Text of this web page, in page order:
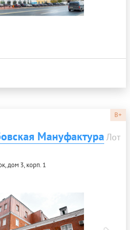
B+
Мануфактура Лот
дом 3, корп. 1